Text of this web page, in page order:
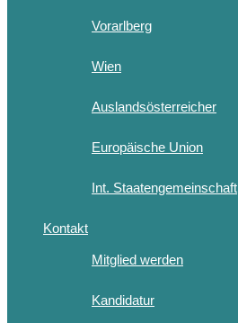
Vorarlberg
Wien
Auslandsösterreicher
Europäische Union
Int. Staatengemeinschaft
Kontakt
Mitglied werden
Kandidatur